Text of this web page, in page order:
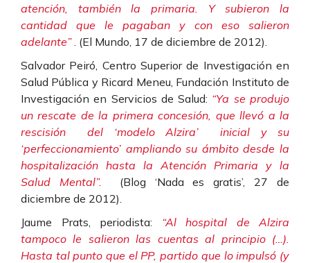
atención, también la primaria. Y subieron la
cantidad que le pagaban y con eso salieron
adelante” . (El Mundo, 17 de diciembre de 2012).
Salvador Peiró, Centro Superior de Investigación en
Salud Pública y Ricard Meneu, Fundación Instituto de
Investigación en Servicios de Salud: “Ya se produjo
un rescate de la primera concesión, que llevó a la
rescisión del ‘modelo Alzira’ inicial y su
‘perfeccionamiento’ ampliando su ámbito desde la
hospitalización hasta la Atención Primaria y la
Salud Mental”.
(Blog ‘Nada es gratis’, 27 de
diciembre de 2012).
Jaume Prats, periodista: “Al hospital de Alzira
tampoco le salieron las cuentas al principio (…).
Hasta tal punto que el PP, partido que lo impulsó (y